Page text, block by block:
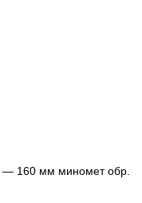
— 160 мм миномет обр.